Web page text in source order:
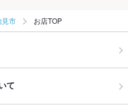
見市 お店TOP
て